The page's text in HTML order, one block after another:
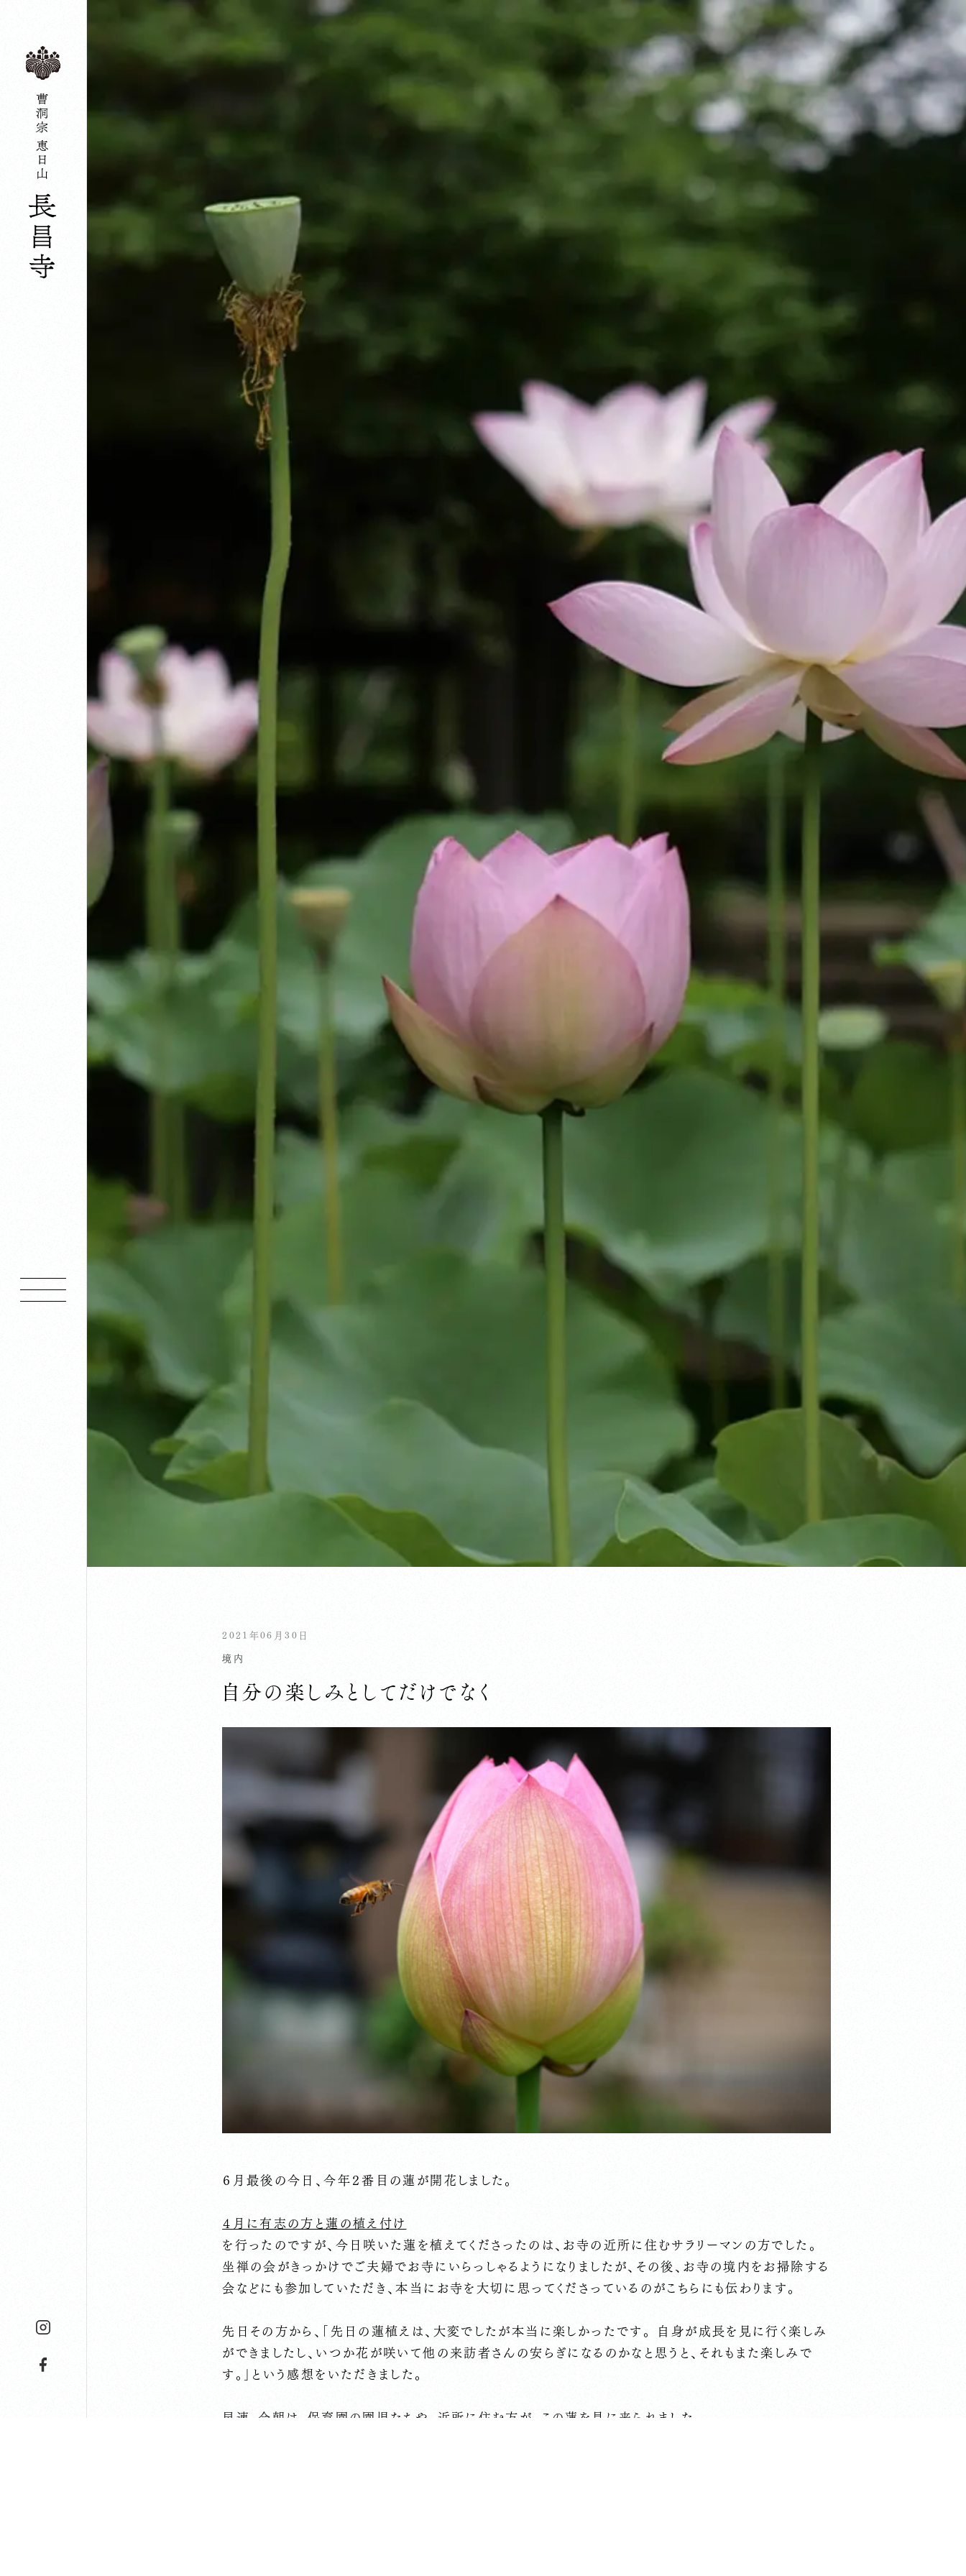
2021年06月30日
境内
自分の楽しみとしてだけでなく
６月最後の今日、今年２番目の蓮が開花しました。
４月に有志の方と蓮の植え付け
を行ったのですが、今日咲いた蓮を植えてくださったのは、お寺の近所に住むサラリーマンの方でした。
坐禅の会がきっかけでご夫婦でお寺にいらっしゃるようになりましたが、その後、お寺の境内をお掃除する
会などにも参加していただき、本当にお寺を大切に思ってくださっているのがこちらにも伝わります。
先日その方から、「先日の蓮植えは、大変でしたが本当に楽しかったです。 自身が成長を見に行く楽しみ
ができましたし、いつか花が咲いて他の来訪者さんの安らぎになるのかなと思うと、それもまた楽しみで
す。」という感想をいただきました。
早速、今朝は、保育園の園児たちや、近所に住む方が、この蓮を見に来られました。